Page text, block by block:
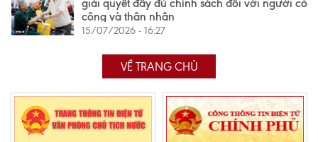
giải quyết đầy đủ chính sách đối với người có
công và thân nhân
15/07/2026 - 16:27
VỀ TRANG CHỦ